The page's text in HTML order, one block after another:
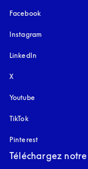
Facebook
Instagram
LinkedIn
X
Youtube
TikTok
Pinterest
Téléchargez